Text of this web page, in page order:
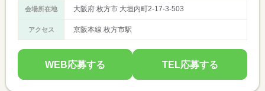
会場所在地 大阪府 枚方市 大垣内町2-17-3-503
アクセス 京阪本線 枚方市駅
WEB応募する TEL応募する